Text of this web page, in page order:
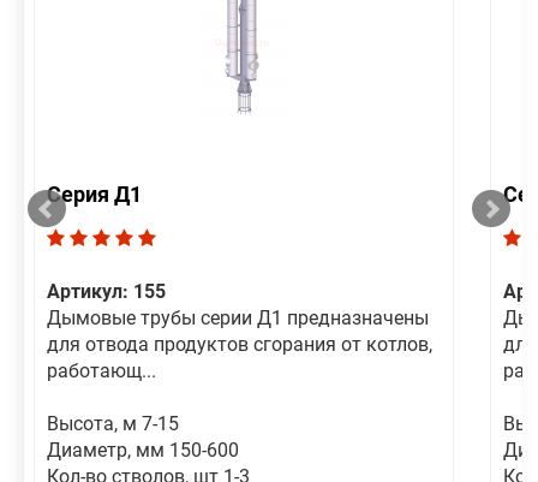
Серия Д1
Артикул: 155
Дымовые трубы серии Д1 предназначены
для отвода продуктов сгорания от котлов,
работающ...
Высота, м 7-15
Диаметр, мм 150-600
Кол-во стволов, шт 1-3